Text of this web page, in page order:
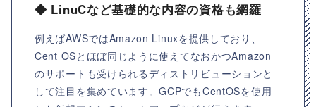
◆ LinuCなど基礎的な内容の資格も網羅
例えばAWSではAmazon Linuxを提供しており、
Cent OSとほぼ同じように使えてなおかつAmazon
のサポートも受けられるディストリビューションと
して注目を集めています。GCPでもCentOSを使用